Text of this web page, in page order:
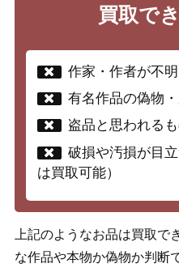
買取で
作家・作者が不
有名作品の偽物
盗品と思われる
破損や汚損が目
は買取可能）
上記のようなお品は買取で
な作品や本物か偽物か判断